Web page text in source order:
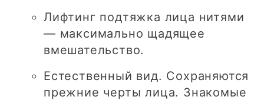
Лифтинг подтяжка лица нитями
— максимально щадящее
вмешательство.
Естественный вид. Сохраняются
прежние черты лица. Знакомые